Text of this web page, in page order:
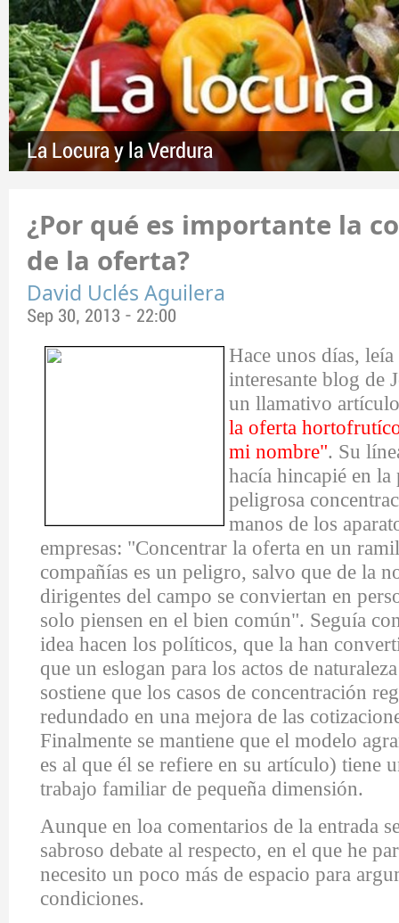
La Locura y la Verdura
¿Por qué es importante la
de la oferta?
David Uclés Aguilera
Sep 30, 2013 - 22:00
Hace unos días,
interesante blog de
un llamativo
la oferta
mi nombre". Su
hacía hincapié en la
peligrosa
manos de los
empresas: "Concentrar la oferta en un
compañías es un peligro, salvo que de la
dirigentes del campo se conviertan en
solo piensen en el bien común". Seguía
idea hacen los políticos, que la han
que un eslogan para los actos de
sostiene que los casos de concentración
redundado en una mejora de las
Finalmente se mantiene que el modelo
es al que él se refiere en su artículo) tiene
trabajo familiar de pequeña dimensión.
Aunque en loa comentarios de la entrada
sabroso debate al respecto, en el que he
necesito un poco más de espacio para
condiciones.